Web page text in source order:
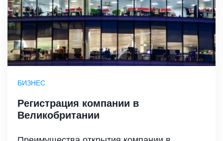
БИЗНЕС
Регистрация компании в
Великобритании